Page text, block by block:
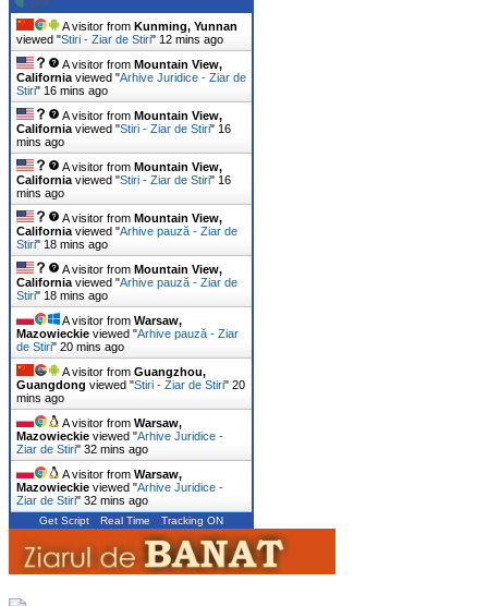
A visitor from Kunming, Yunnan
viewed "Stiri - Ziar de Stiri" 12 mins ago
A visitor from Mountain View,
California viewed "Arhive Juridice - Ziar de
Stiri" 16 mins ago
A visitor from Mountain View,
California viewed "Stiri - Ziar de Stiri" 16
mins ago
A visitor from Mountain View,
California viewed "Stiri - Ziar de Stiri" 16
mins ago
A visitor from Mountain View,
California viewed "Arhive pauză - Ziar de
Stiri" 18 mins ago
A visitor from Mountain View,
California viewed "Arhive pauză - Ziar de
Stiri" 18 mins ago
A visitor from Warsaw,
Mazowieckie viewed "Arhive pauză - Ziar
de Stiri" 20 mins ago
A visitor from Guangzhou,
Guangdong viewed "Stiri - Ziar de Stiri" 20
mins ago
A visitor from Warsaw,
Mazowieckie viewed "Arhive Juridice -
Ziar de Stiri" 32 mins ago
A visitor from Warsaw,
Mazowieckie viewed "Arhive Juridice -
Ziar de Stiri" 32 mins ago
Get Script Real Time Tracking ON